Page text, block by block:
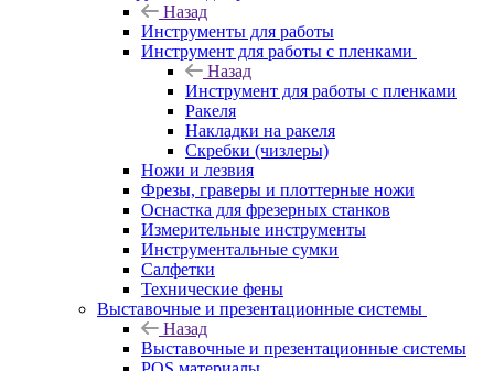
Назад
Инструменты для работы
Инструмент для работы с пленками
Назад
Инструмент для работы с пленками
Ракеля
Накладки на ракеля
Скребки (чизлеры)
Ножи и лезвия
Фрезы, граверы и плоттерные ножи
Оснастка для фрезерных станков
Измерительные инструменты
Инструментальные сумки
Салфетки
Технические фены
Выставочные и презентационные системы
Назад
Выставочные и презентационные системы